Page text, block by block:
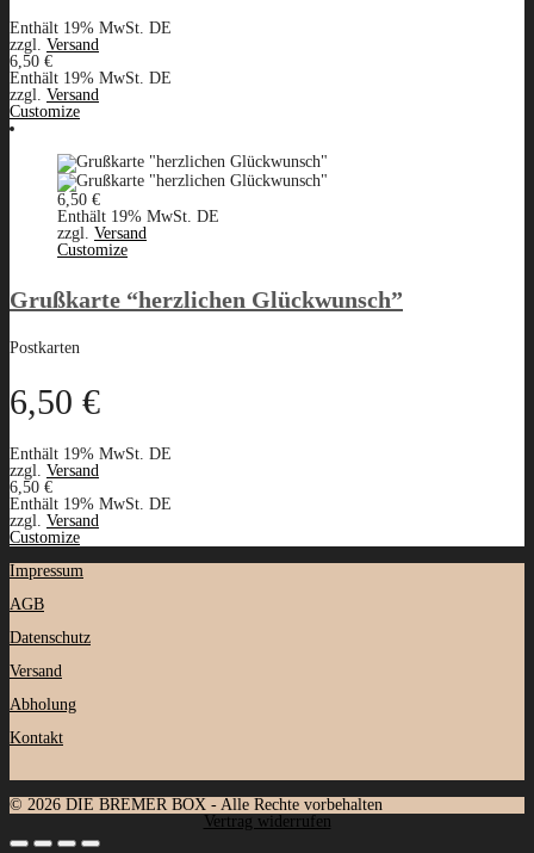
Enthält 19% MwSt. DE
zzgl. Versand
6,50 €
Enthält 19% MwSt. DE
zzgl. Versand
Customize
6,50 €
Enthält 19% MwSt. DE
zzgl. Versand
Customize
Grußkarte “herzlichen Glückwunsch”
Postkarten
6,50 €
Enthält 19% MwSt. DE
zzgl. Versand
6,50 €
Enthält 19% MwSt. DE
zzgl. Versand
Customize
Impressum
AGB
Datenschutz
Versand
Abholung
Kontakt
© 2026 DIE BREMER BOX - Alle Rechte vorbehalten
Vertrag widerrufen